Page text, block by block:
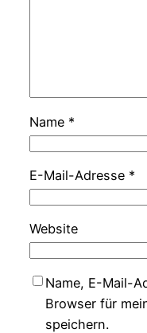
Name *
E-Mail-Adresse *
Website
Name, E-Mail-
Browser für
speichern.